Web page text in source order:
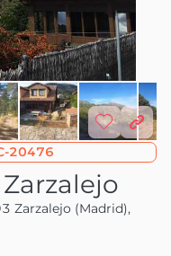
20476
Zarzalejo (Madrid),